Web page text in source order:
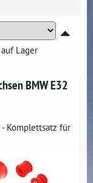
Lager
BMW E32
Komplettsatz für